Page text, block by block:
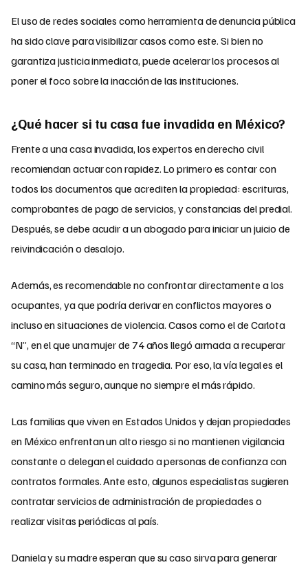
El uso de redes sociales como herramienta de denuncia pública
ha sido clave para visibilizar casos como este. Si bien no
garantiza justicia inmediata, puede acelerar los procesos al
poner el foco sobre la inacción de las instituciones.
¿Qué hacer si tu casa fue invadida en México?
Frente a una casa invadida, los expertos en derecho civil
recomiendan actuar con rapidez. Lo primero es contar con
todos los documentos que acrediten la propiedad: escrituras,
comprobantes de pago de servicios, y constancias del predial.
Después, se debe acudir a un abogado para iniciar un juicio de
reivindicación o desalojo.
Además, es recomendable no confrontar directamente a los
ocupantes, ya que podría derivar en conflictos mayores o
incluso en situaciones de violencia. Casos como el de Carlota
“N”, en el que una mujer de 74 años llegó armada a recuperar
su casa, han terminado en tragedia. Por eso, la vía legal es el
camino más seguro, aunque no siempre el más rápido.
Las familias que viven en Estados Unidos y dejan propiedades
en México enfrentan un alto riesgo si no mantienen vigilancia
constante o delegan el cuidado a personas de confianza con
contratos formales. Ante esto, algunos especialistas sugieren
contratar servicios de administración de propiedades o
realizar visitas periódicas al país.
Daniela y su madre esperan que su caso sirva para generar